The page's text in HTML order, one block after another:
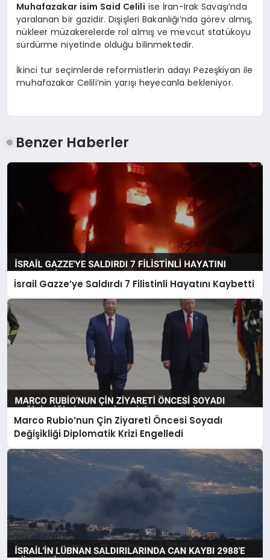
Muhafazakar isim Said Celili ise İran-Irak Savaşı’nda
yaralanan bir gazidir. Dışişleri Bakanlığı’nda görev almış,
nükleer müzakerelerde rol almış ve mevcut statükoyu
sürdürme niyetinde olduğu bilinmektedir.
İkinci tur seçimlerde reformistlerin adayı Pezeşkiyan ile
muhafazakar Celili’nin yarışı heyecanla bekleniyor.
Benzer Haberler
İsrail Gazze’ye Saldırdı 7 Filistinli Hayatını Kaybetti
Marco Rubio’nun Çin Ziyareti Öncesi Soyadı
Değişikliği Diplomatik Krizi Engelledi